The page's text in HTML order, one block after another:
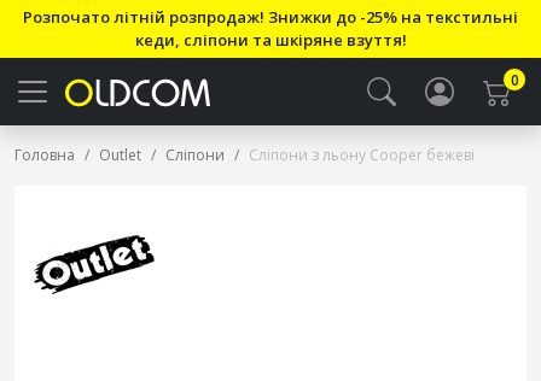
Розпочато літній розпродаж! Знижки до -25% на текстильні
кеди, сліпони та шкіряне взуття!
0
Головна Outlet Сліпони Сліпони з льону Cooper бежеві